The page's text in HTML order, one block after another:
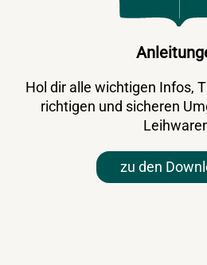
Hol dir alle wichtigen Infos,
richtigen und sicheren
zu den